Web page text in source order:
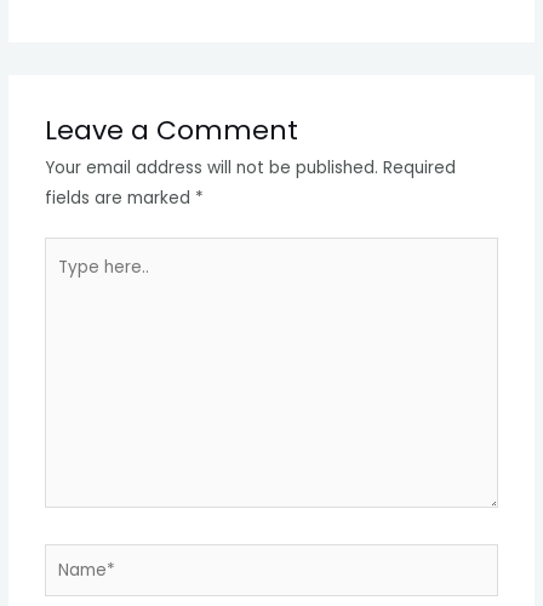
Leave a Comment
Your email address will not be published. Required
fields are marked *